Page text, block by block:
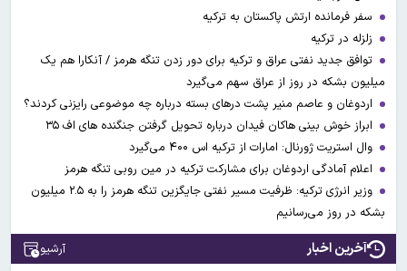
سفر فرمانده ارتش پاکستان به ترکیه
زلزله در ترکیه
توافق جدید نفتی عراق و ترکیه برای دور زدن تنگه هرمز / آنکارا هم یک
میلیون بشکه در روز از عراق سهم می‌گیرد
اردوغان و عاصم منیر پشت درهای بسته درباره چه موضوعی رایزنی کردند؟
ابراز خوش بینی هاکان فیدان درباره تحویل گرفتن جنگنده های اف ۳۵
وال استریت ژورنال: امارات از ترکیه اس ۴۰۰ می‌گیرد
اعلام آمادگی اردوغان برای مشارکت ترکیه در مین روبی تنگه هرمز
وزیر انرژی ترکیه: ظرفیت مسیر نفتی جایگزین تنگه هرمز را به ۲.۵ میلیون
بشکه در روز می‌رسانیم
آخرین اخبار آرشیو